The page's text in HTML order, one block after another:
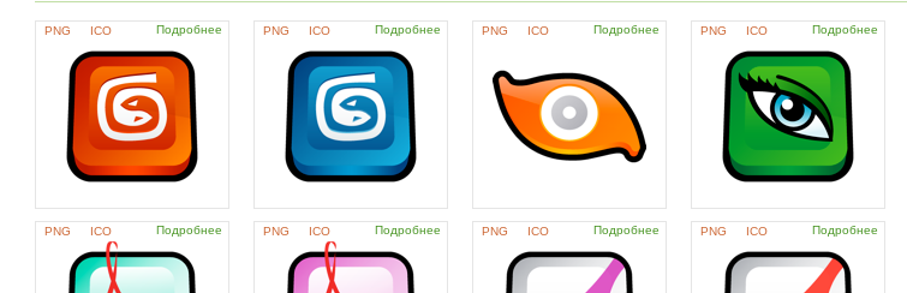
PNG ICO Подробнее PNG ICO Подробнее PNG ICO Подробнее PNG ICO Подробнее
PNG ICO Подробнее PNG ICO Подробнее PNG ICO Подробнее PNG ICO Подробнее